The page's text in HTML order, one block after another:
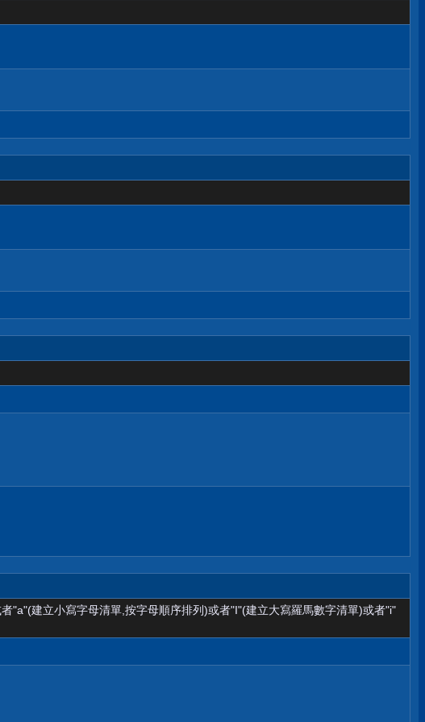
"a"(建立小寫字母清單,按字母順序排列)或者"I"(建立大寫羅馬數字清單)或者"i"